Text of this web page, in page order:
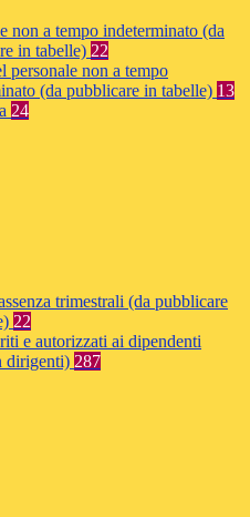
non a tempo indeterminato (da
in tabelle) 22
personale non a tempo
(da pubblicare in tabelle) 13
24
trimestrali (da pubblicare
22
e autorizzati ai dipendenti
dirigenti) 287